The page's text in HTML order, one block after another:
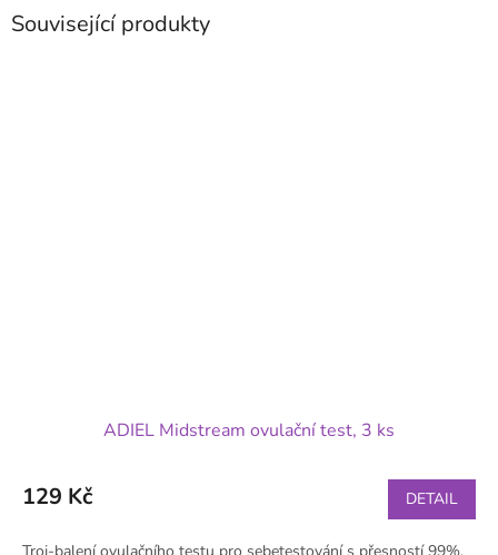
Související produkty
ADIEL Midstream ovulační test, 3 ks
129 Kč DETAIL